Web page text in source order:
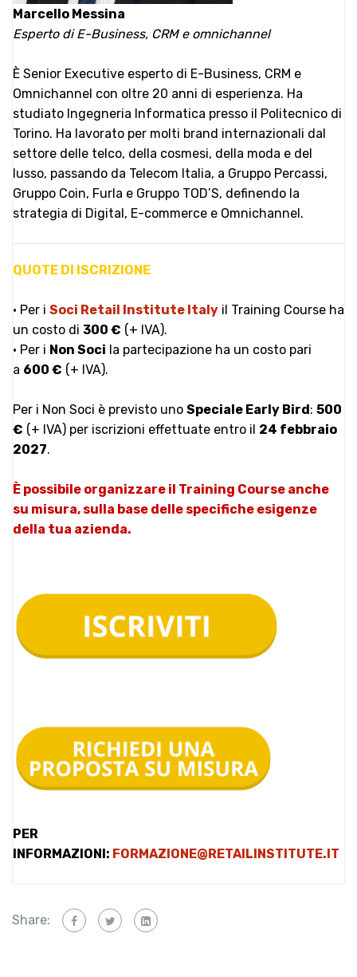
Marcello Messina
Esperto di E-Business, CRM e omnichannel
È Senior Executive esperto di E-Business, CRM e
Omnichannel con oltre 20 anni di esperienza. Ha
studiato Ingegneria Informatica presso il Politecnico di
Torino. Ha lavorato per molti brand internazionali dal
settore delle telco, della cosmesi, della moda e del
lusso, passando da Telecom Italia, a Gruppo Percassi,
Gruppo Coin, Furla e Gruppo TOD’S, definendo la
strategia di Digital, E-commerce e Omnichannel.
QUOTE DI ISCRIZIONE
• Per i Soci Retail Institute Italy il Training Course ha
un costo di 300 € (+ IVA).
• Per i Non Soci la partecipazione ha un costo pari
a 600 € (+ IVA).
Per i Non Soci è previsto uno Speciale Early Bird : 500
€ (+ IVA) per iscrizioni effettuate entro il 24 febbraio
2027.
È possibile organizzare il Training Course anche
su misura, sulla base delle specifiche esigenze
della tua azienda.
PER
INFORMAZIONI: FORMAZIONE@RETAILINSTITUTE.IT
Share: